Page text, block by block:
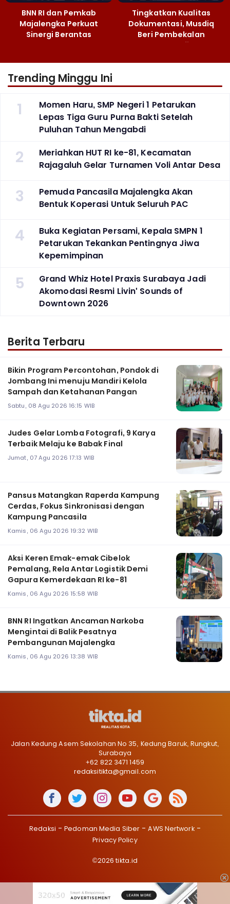
BNN RI dan Pemkab
Majalengka Perkuat
Sinergi Berantas
Tingkatkan Kualitas
Dokumentasi, Musdiq
Beri Pembekalan
Fotografi ‎
Trending Minggu Ini
1
Momen Haru, SMP Negeri 1 Petarukan
Lepas Tiga Guru Purna Bakti Setelah
Puluhan Tahun Mengabdi
2
Meriahkan HUT RI ke-81, Kecamatan
Rajagaluh Gelar Turnamen Voli Antar Desa
3
Pemuda Pancasila Majalengka Akan
Bentuk Koperasi Untuk Seluruh PAC
4
Buka Kegiatan Persami, Kepala SMPN 1
Petarukan Tekankan Pentingnya Jiwa
Kepemimpinan
5
Grand Whiz Hotel Praxis Surabaya Jadi
Akomodasi Resmi Livin' Sounds of
Downtown 2026
Berita Terbaru
Bikin Program Percontohan, Pondok di
Jombang Ini menuju Mandiri Kelola
Sampah dan Ketahanan Pangan
Sabtu, 08 Agu 2026 16:15 WIB
Judes Gelar Lomba Fotografi, 9 Karya
Terbaik Melaju ke Babak Final
Jumat, 07 Agu 2026 17:13 WIB
Pansus Matangkan Raperda Kampung
Cerdas, Fokus Sinkronisasi dengan
Kampung Pancasila
Kamis, 06 Agu 2026 19:32 WIB
Aksi Keren Emak-emak Cibelok
Pemalang, Rela Antar Logistik Demi
Gapura Kemerdekaan RI ke-81
Kamis, 06 Agu 2026 15:58 WIB
BNN RI Ingatkan Ancaman Narkoba
Mengintai di Balik Pesatnya
Pembangunan Majalengka
Kamis, 06 Agu 2026 13:38 WIB
Jalan Kedung Asem Sekolahan No 35, Kedung Baruk, Rungkut,
Surabaya
+62 822 3471 1459
redaksitikta@gmail.com
Redaksi Pedoman Media Siber
AWS Nertwork
Privacy Policy
©2026 tikta.id